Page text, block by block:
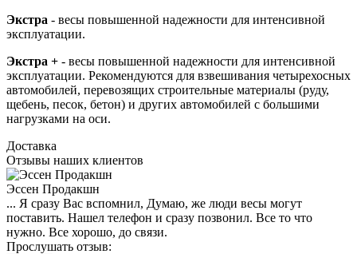
Экстра - весы повышенной надежности для интенсивной
эксплуатации.
Экстра + - весы повышенной надежности для интенсивной
эксплуатации. Рекомендуются для взвешивания четырехосных
автомобилей, перевозящих строительные материалы (руду,
щебень, песок, бетон) и других автомобилей с большими
нагрузками на оси.
Доставка
Отзывы наших клиентов
Эссен Продакшн
... Я сразу Вас вспомнил, Думаю, же люди весы могут
поставить. Нашел телефон и сразу позвонил. Все то что
нужно. Все хорошо, до связи.
Прослушать отзыв: